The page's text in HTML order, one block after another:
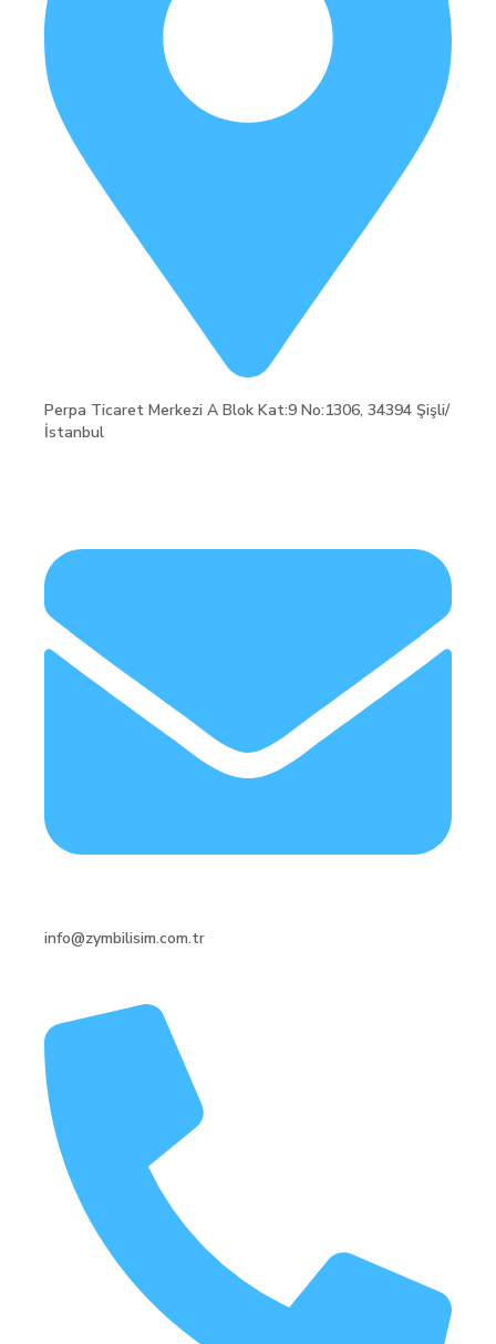
Perpa Ticaret Merkezi A Blok Kat:9 No:1306, 34394 Şişli/
İstanbul
info@zymbilisim.com.tr